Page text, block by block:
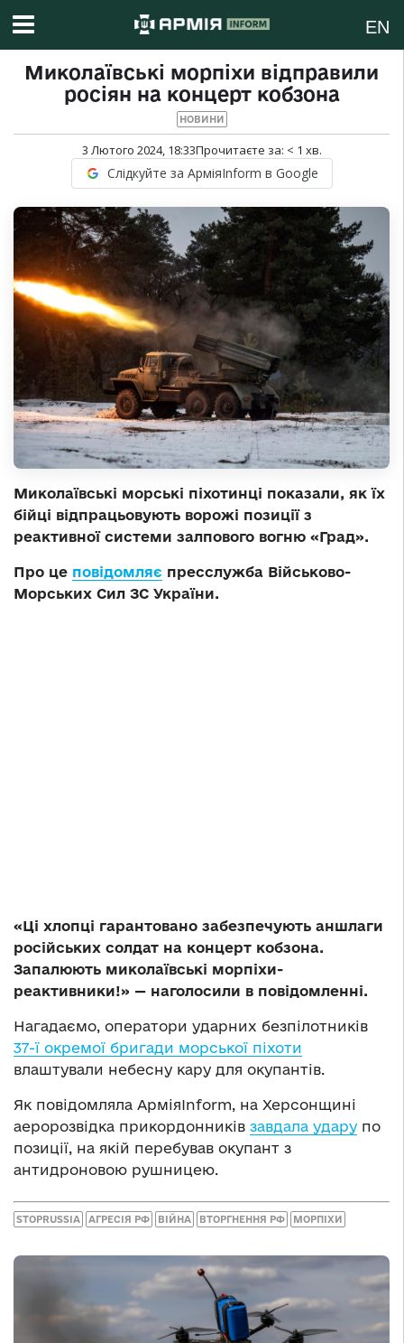
EN
Миколаївські морпіхи відправили
росіян на концерт кобзона
НОВИНИ
3 Лютого 2024, 18:33Прочитаєте за: < 1 хв.
Слідкуйте за АрміяInform в Google
Миколаївські морські піхотинці показали, як їх
бійці відпрацьовують ворожі позиції з
реактивної системи залпового вогню «Град».
Про це повідомляє пресслужба Військово-
Морських Сил ЗС України.
«Ці хлопці гарантовано забезпечують аншлаги
російських солдат на концерт кобзона.
Запалюють миколаївські морпіхи-
реактивники!» — наголосили в повідомленні.
Нагадаємо, оператори ударних безпілотників
37-ї окремої бригади морської піхоти
влаштували небесну кару для окупантів.
Як повідомляла АрміяInform, на Херсонщині
аеророзвідка прикордонників завдала удару по
позиції, на якій перебував окупант з
антидроновою рушницею.
STOPRUSSIA АГРЕСІЯ РФ ВІЙНА ВТОРГНЕННЯ РФ МОРПІХИ